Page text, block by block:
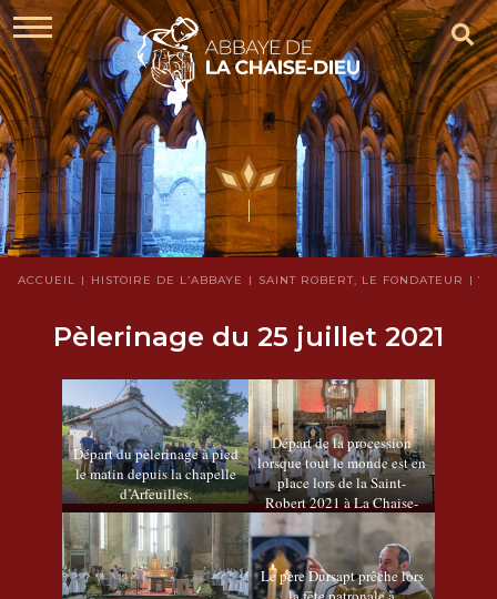
ACCUEIL HISTOIRE DE L’ABBAYE SAINT ROBERT, LE FONDATEUR
Pèlerinage du 25 juillet 2021
Départ du pèlerinage à pied
le matin depuis la chapelle
d’Arfeuilles.
Départ de la procession
lorsque tout le monde est en
place lors de la Saint-
Robert 2021 à La Chaise-
Dieu
Le père Dursapt prêche lors